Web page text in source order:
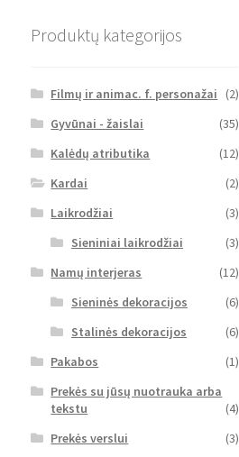
Produktų kategorijos
Filmų ir animac. f. personažai
(2)
Gyvūnai - žaislai
(35)
Kalėdų atributika
(12)
Kardai
(2)
Laikrodžiai
(3)
Sieniniai laikrodžiai
(3)
Namų interjeras
(12)
Sieninės dekoracijos
(6)
Stalinės dekoracijos
(6)
Pakabos
(1)
Prekės su jūsų nuotrauka arba
tekstu
(4)
Prekės verslui
(3)